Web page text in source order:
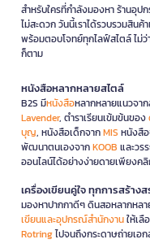
สำหรับใครที่กำลังมองหา ร้านอุป
ไม่สะดวก วันนี้เราได้รวบรวมสิน
พร้อมตอบโจทย์ทุกไลฟ์สไตล์ ไม่
ก็ตาม
หนังสือหลากหลายสไตล์
B2S มีหนังสือหลากหลายแนวจา
Lavender, ตำราเรียนเข้มข้นของ
บุญ, หนังสือเด็กจากMIS หนังสื
พัฒนาตนเองจากKOOB และวร
ออนไลน์ได้อย่างง่ายดายเพียงค
เครื่องเขียนคู่ใจ ทุกการสร้าง
มองหาปากกาดีๆ ดินสอหลากหล
เขียนและอุปกรณ์สำนักงานให้เ
Rotringไปจนถึงกระดาษถ่ายเอก